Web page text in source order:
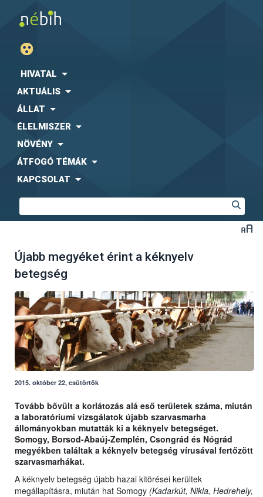
HIVATAL
AKTUÁLIS
ÁLLAT
ÉLELMISZER
NÖVÉNY
ÁTFOGÓ TÉMÁK
KAPCSOLAT
Újabb megyéket érint a kéknyelv
betegség
2015. október 22, csütörtök
Tovább bővült a korlátozás alá eső területek száma, miután
a laboratóriumi vizsgálatok újabb szarvasmarha
állományokban mutatták ki a kéknyelv betegséget.
Somogy, Borsod-Abaúj-Zemplén, Csongrád és Nógrád
megyékben találtak a kéknyelv betegség vírusával fertőzött
szarvasmarhákat.
A kéknyelv betegség újabb hazai kitörései kerültek
megállapításra, miután hat Somogy (Kadarkút, Nikla, Hedrehely,